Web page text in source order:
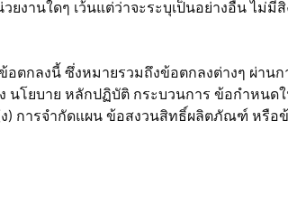
วยงานใดๆ เว้นแต่ว่าจะระบุเป็นอย่างอื่น ไม่
กลงนี้ ซึ่งหมายรวมถึงข้อตกลงต่างๆ ผ่านก
นโยบาย หลักปฏิบัติ กระบวนการ ข้อกำหนด
ง) การจำกัดแผน ข้อสงวนสิทธิ์ผลิตภัณฑ์ หรื